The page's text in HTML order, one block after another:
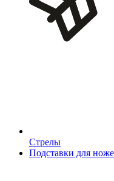
Стрелы
Подставки для